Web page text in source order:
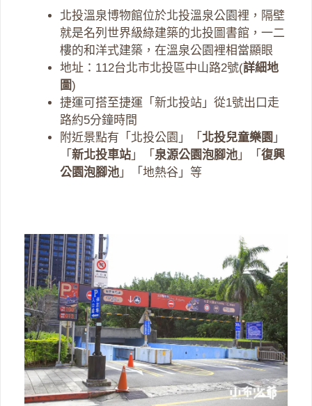
北投溫泉博物館位於北投溫泉公園裡，隔壁
就是名列世界級綠建築的北投圖書館，一二
樓的和洋式建築，在溫泉公園裡相當顯眼
地址：112台北市北投區中山路2號(詳細地
圖)
捷運可搭至捷運「新北投站」從1號出口走
路約5分鐘時間
附近景點有「北投公園」「 北投兒童樂園 」
「 新北投車站 」「 泉源公園泡腳池 」「 復興
公園泡腳池 」「地熱谷」等